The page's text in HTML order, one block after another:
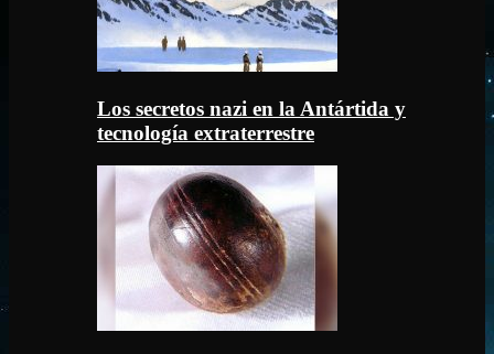
Los secretos nazi en la Antártida y
tecnología extraterrestre